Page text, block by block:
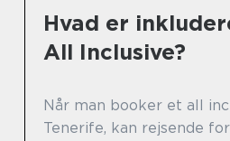
Hvad er
All Inclusive?
Når man booker et all
Tenerife, kan rejsende